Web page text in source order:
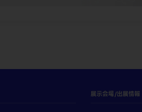
展示会場/出展情報